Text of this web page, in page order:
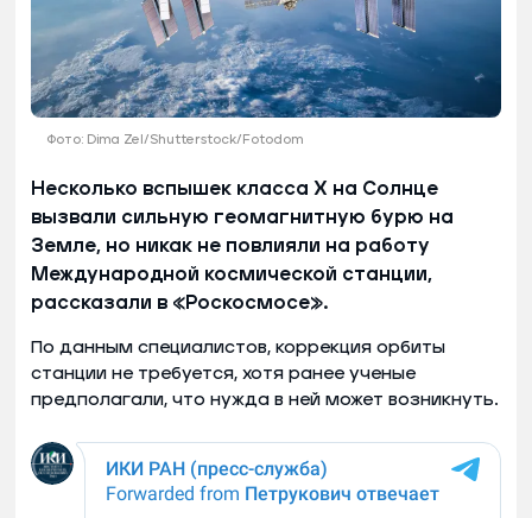
Фото: Dima Zel/Shutterstock/Fotodom
Несколько вспышек класса Х на Солнце
вызвали сильную геомагнитную бурю на
Земле, но никак не повлияли на работу
Международной космической станции,
рассказали в «Роскосмосе».
По данным специалистов, коррекция орбиты
станции не требуется, хотя ранее ученые
предполагали, что нужда в ней может возникнуть.